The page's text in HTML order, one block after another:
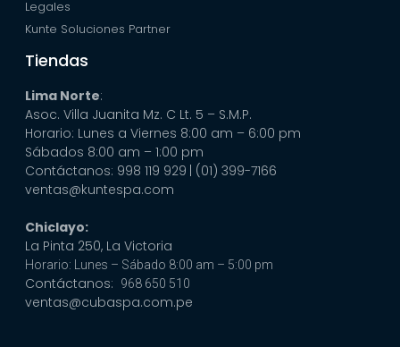
Legales
Kunte Soluciones Partner
Tiendas
Lima Norte:
Asoc. Villa Juanita Mz. C Lt. 5 – S.M.P.
Horario: Lunes a Viernes 8:00 am – 6:00 pm
Sábados 8:00 am – 1:00 pm
Contáctanos: 998 119 929 | (01) 399-7166
ventas@kuntespa.com
Chiclayo:
La Pinta 250, La Victoria
Horario: Lunes – Sábado 8:00 am – 5:00 pm
Contáctanos: 968 650 510
ventas@cubaspa.com.pe